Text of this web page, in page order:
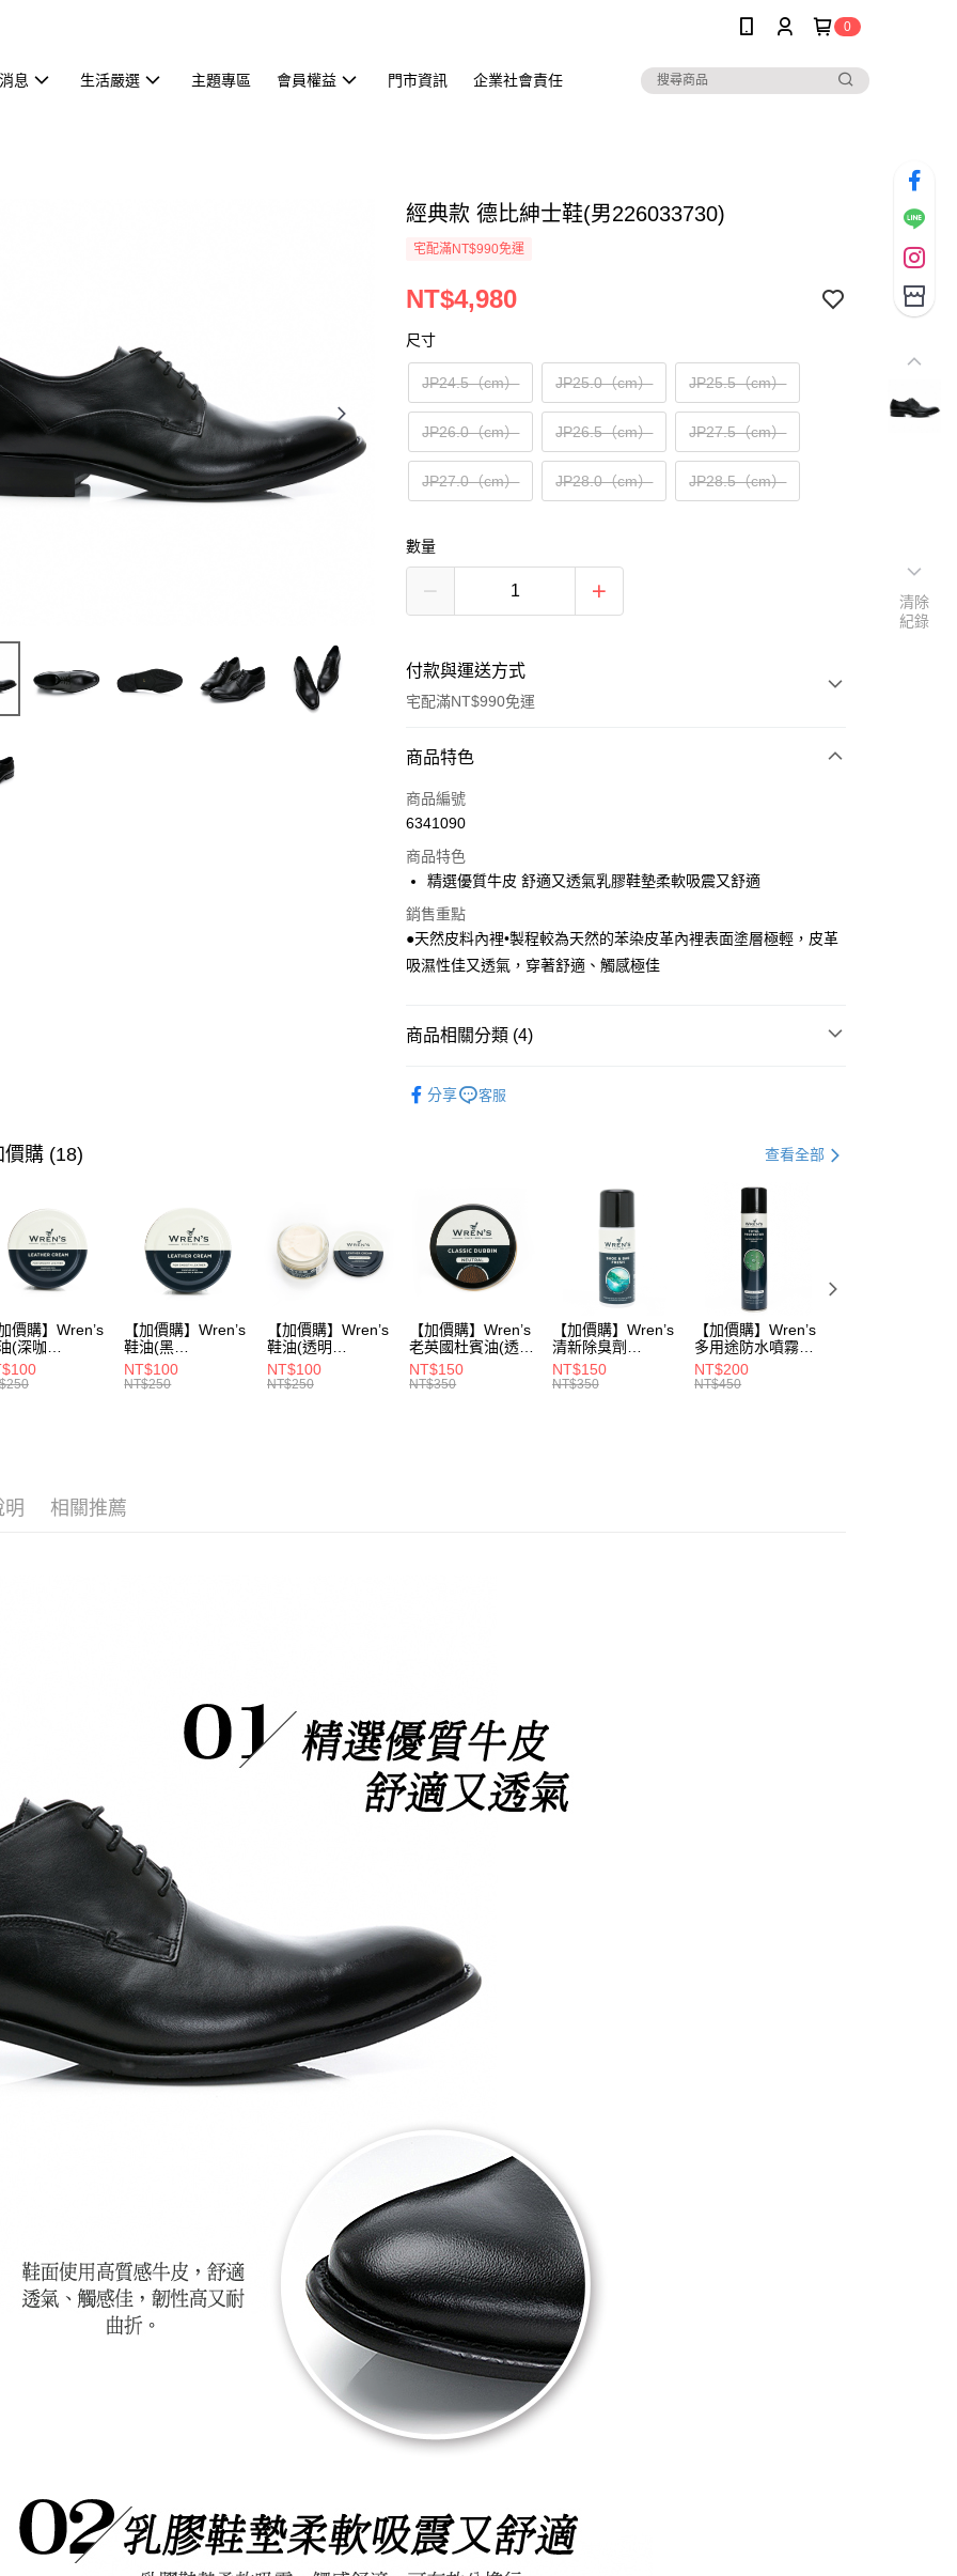
0
息 生活嚴選 主題專區 會員權益 門市資訊 企業社會責任
經典款 德比紳士鞋(男226033730)
宅配滿NT$990免運
NT$4,980
尺寸
JP24.5（cm） JP25.0（cm） JP25.5（cm）
JP26.0（cm） JP26.5（cm） JP27.5（cm）
JP27.0（cm） JP28.0（cm） JP28.5（cm）
數量
付款與運送方式
宅配滿NT$990免運
付款方式
信用卡一次付款
Apple Pay
悠遊付
ATM付款
運送方式
付款後門市自取
每筆NT$80，滿NT$699(含以上)免運費
商品特色
商品編號
6341090
商品特色
精選優質牛皮 舒適又透氣乳膠鞋墊柔軟吸震又舒適
銷售重點
●天然皮料內裡•製程較為天然的苯染皮革內裡表面塗層極輕，皮革
吸濕性佳又透氣，穿著舒適、觸感極佳
商品相關分類 (4)
▶ 機能款式
分享 客服
價購 (18) 查看全部
價購】Wren’s
(深咖
【加價購】Wren’s
鞋油(黑
289105130)
NT$100
NT$250
【加價購】Wren’s
鞋油(透明
289105140)
NT$100
NT$250
【加價購】Wren’s
老英國杜賓油(透明
289105440)
NT$150
NT$350
【加價購】Wren’s
清新除臭劑
(289105540)
NT$150
NT$350
【加價購】Wren’s
多用途防水噴霧
(289105640)
NT$200
NT$450
明 相關推薦
清除
紀錄